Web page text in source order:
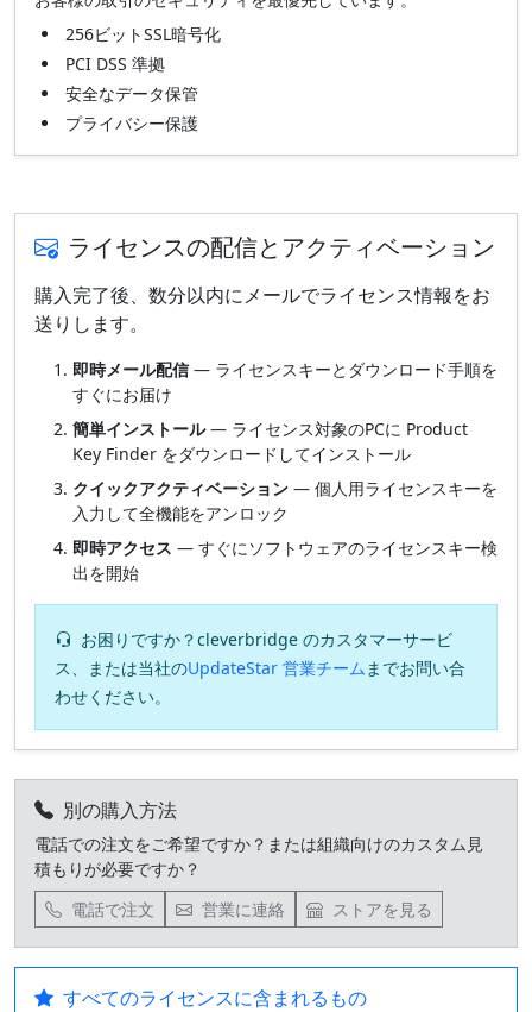
256ビットSSL暗号化
PCI DSS 準拠
安全なデータ保管
プライバシー保護
ライセンスの配信とアクティベーション
購入完了後、数分以内にメールでライセンス情報をお
送りします。
即時メール配信 — ライセンスキーとダウンロード手順を
すぐにお届け
簡単インストール— ライセンス対象のPCに Product
Key Finder をダウンロードしてインストール
クイックアクティベーション — 個人用ライセンスキーを
入力して全機能をアンロック
即時アクセス — すぐにソフトウェアのライセンスキー検
出を開始
お困りですか？cleverbridge のカスタマーサービ
ス、または当社のUpdateStar 営業チームまでお問い合
わせください。
別の購入方法
電話での注文をご希望ですか？または組織向けのカスタム見
積もりが必要ですか？
電話で注文
営業に連絡 ストアを見る
すべてのライセンスに含まれるもの